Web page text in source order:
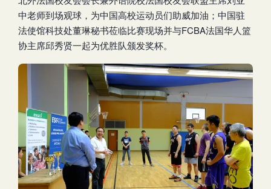
中老师到场观球，为中国高校运动员们助威加油；中国驻
法使馆科技处董琳秘书莅临比赛现场并与FCBA法国华人篮
协主席邱秀贤一起为优胜队颁发奖杯。